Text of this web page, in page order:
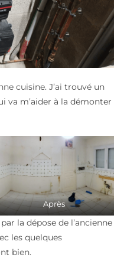
cuisine. J’ai trouvé un
va m’aider à la démonter
Après
la dépose de l’ancienne
les quelques
bien.